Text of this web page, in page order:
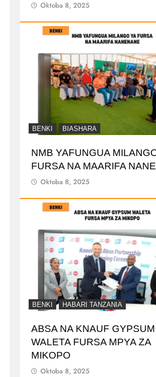
Oktoba 8, 2025
BENKI BIASHARA
NMB YAFUNGUA
FURSA NA MAARIFA
Oktoba 8, 2025
BENKI HABARI TANZANIA
ABSA NA KNAUF GYPSUM
WALETA FURSA MPYA ZA
MIKOPO
Oktoba 8, 2025